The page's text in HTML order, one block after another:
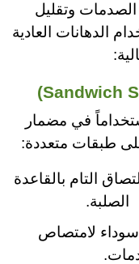
وتقليل
الدهانات العادية
في مضمار
طبقات متعددة:
التام بالقاعدة
الصلبة.
لامتصاص